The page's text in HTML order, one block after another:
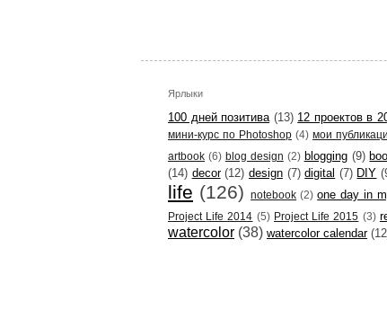
Ярлыки
100 дней позитива (13) 12 проектов в
мини-курс по Photoshop (4) мои
artbook (6) blog design (2) blogging (9)
(14) decor (12) design (7) digital (7) DIY
life (126) notebook (2) one day in
Project Life 2014 (5) Project Life 2015 (3)
watercolor (38) watercolor calendar